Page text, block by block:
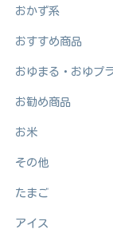
おかず系
おすすめ商品
おゆまる・おゆプ
お勧め商品
お米
その他
たまご
アイス